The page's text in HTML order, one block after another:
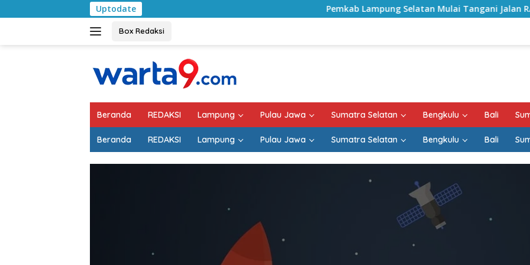
ke
Uptodate Pemkab Lampung Selatan Mulai Tangani Jalan RA
Box Redaksi
Beranda REDAKSI Lampung Pulau Jawa Sumatra Selatan Bengkulu Bali
Beranda REDAKSI Lampung Pulau Jawa Sumatra Selatan Bengkulu Bali